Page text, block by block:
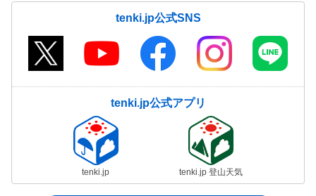
tenki.jp公式SNS
tenki.jp公式アプリ
tenki.jp tenki.jp 登山天気